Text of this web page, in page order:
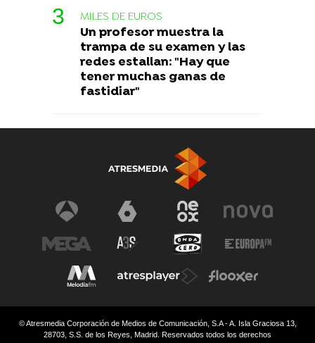
MILES DE EUROS
Un profesor muestra la
trampa de su examen y las
redes estallan: "Hay que
tener muchas ganas de
fastidiar"
© Atresmedia Corporación de Medios de Comunicación, S.A - A. Isla Graciosa 13,
28703, S.S. de los Reyes, Madrid. Reservados todos los derechos